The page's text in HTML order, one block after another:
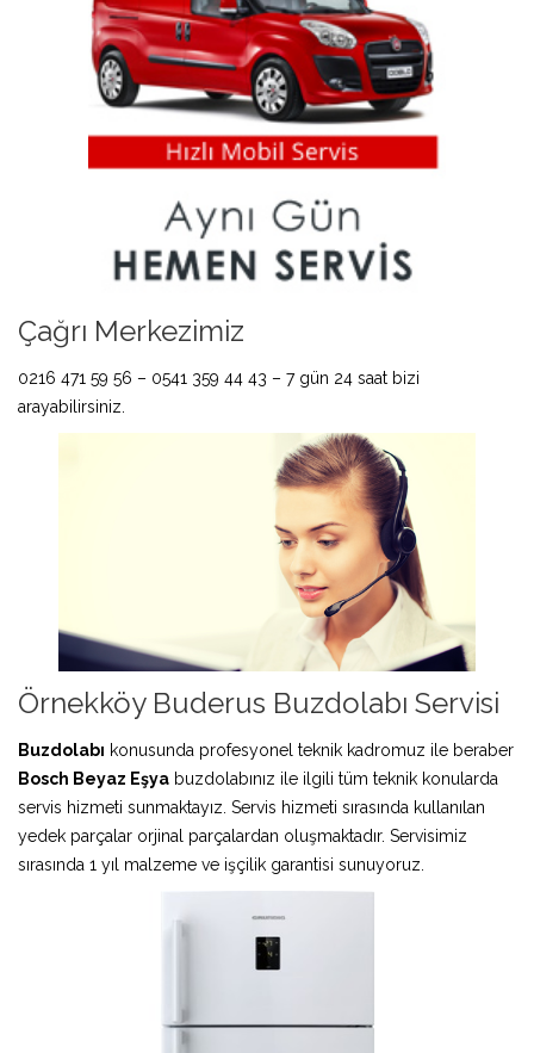
Çağrı Merkezimiz
0216 471 59 56 – 0541 359 44 43 – 7 gün 24 saat bizi
arayabilirsiniz.
Örnekköy Buderus Buzdolabı Servisi
Buzdolabı konusunda profesyonel teknik kadromuz ile beraber
Bosch Beyaz Eşya buzdolabınız ile ilgili tüm teknik konularda
servis hizmeti sunmaktayız. Servis hizmeti sırasında kullanılan
yedek parçalar orjinal parçalardan oluşmaktadır. Servisimiz
sırasında 1 yıl malzeme ve işçilik garantisi sunuyoruz.